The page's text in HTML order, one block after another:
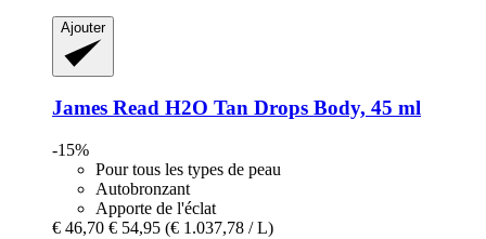
Ajouter
James Read H2O Tan Drops Body, 45 ml
-15%
Pour tous les types de peau
Autobronzant
Apporte de l'éclat
€ 46,70 € 54,95 (€ 1.037,78 / L)